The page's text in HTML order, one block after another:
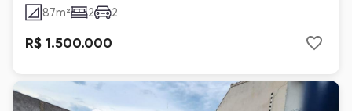
87m² 2 2
R$ 1.500.000